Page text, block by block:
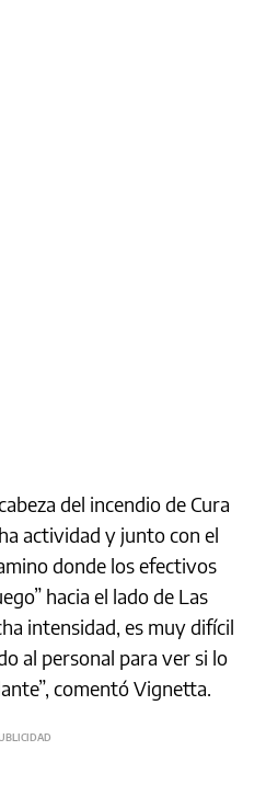
del incendio de Cura
actividad y junto con el
donde los efectivos
hacia el lado de Las
intensidad, es muy difícil
al personal para ver si lo
comentó Vignetta.